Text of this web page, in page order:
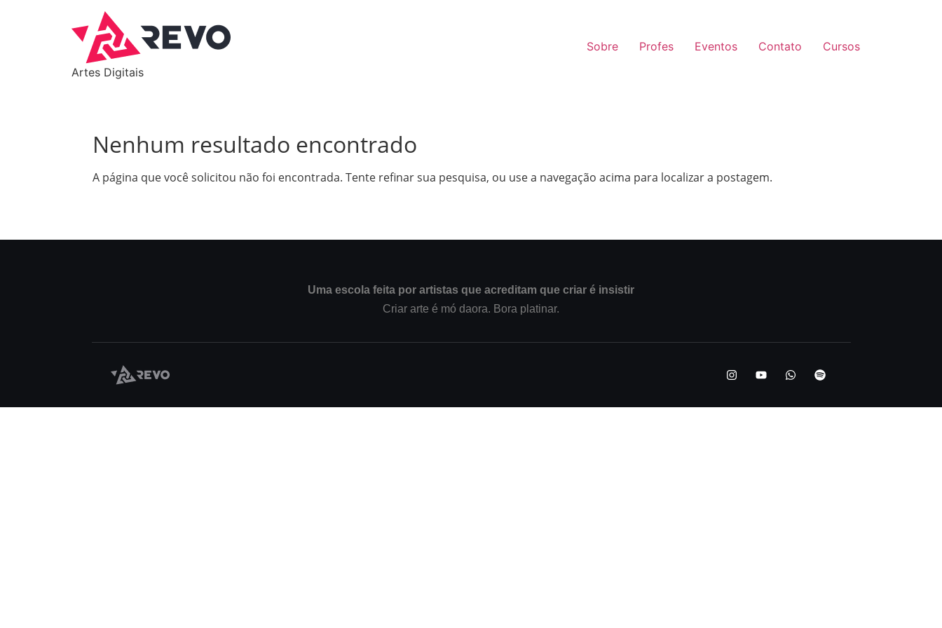
Artes Digitais
Sobre Profes Eventos Contato Cursos
Nenhum resultado encontrado
A página que você solicitou não foi encontrada. Tente refinar sua pesquisa, ou use a navegação acima para localizar a postagem.
Uma escola feita por artistas que acreditam que criar é insistir
Criar arte é mó daora. Bora platinar.